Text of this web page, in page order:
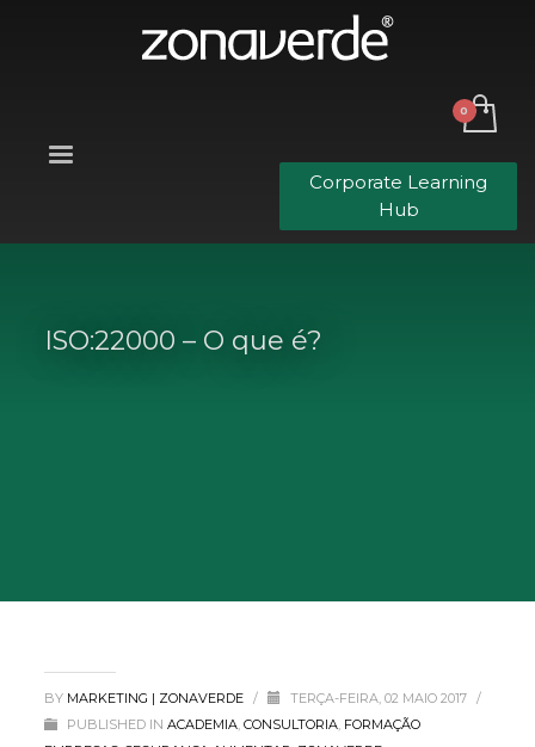
Corporate Learning
Hub
ISO:22000 – O que é?
BY MARKETING | ZONAVERDE / TERÇA-FEIRA, 02 MAIO 2017
/
PUBLISHED INACADEMIA,CONSULTORIA, FORMAÇÃO